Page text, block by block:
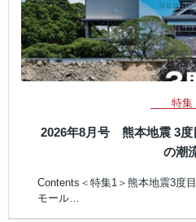
特集
2026年8月号 熊本地震 3度
の潮
Contents＜特集1＞熊本地震3度
モール…